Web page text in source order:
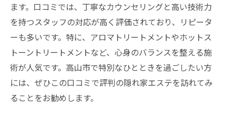
ます。口コミでは、丁寧なカウンセリングと高い技術力
を持つスタッフの対応が高く評価されており、リピータ
ーも多いです。特に、アロマトリートメントやホットス
トーントリートメントなど、心身のバランスを整える施
術が人気です。高山市で特別なひとときを過ごしたい方
には、ぜひこの口コミで評判の隠れ家エステを訪れてみ
ることをお勧めします。